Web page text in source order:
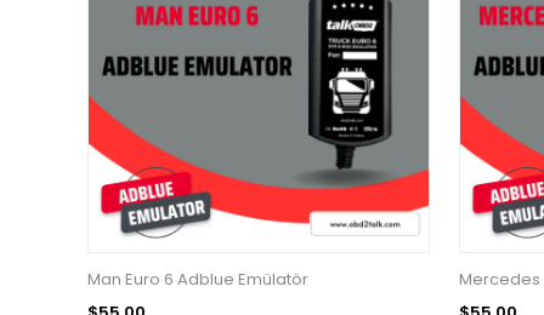
Man Euro 6 Adblue Emülatör
Mercedes